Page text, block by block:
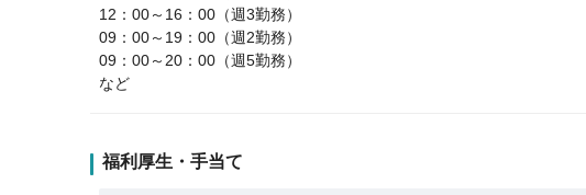
12：00～16：00（週3勤務）
09：00～19：00（週2勤務）
09：00～20：00（週5勤務）
など
福利厚生・手当て